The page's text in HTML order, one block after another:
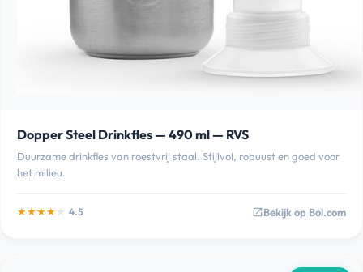
Dopper Steel Drinkfles — 490 ml — RVS
Duurzame drinkfles van roestvrij staal. Stijlvol, robuust en goed voor
het milieu.
★★★★ ★ 4.5 open_in_newBekijk op Bol.com